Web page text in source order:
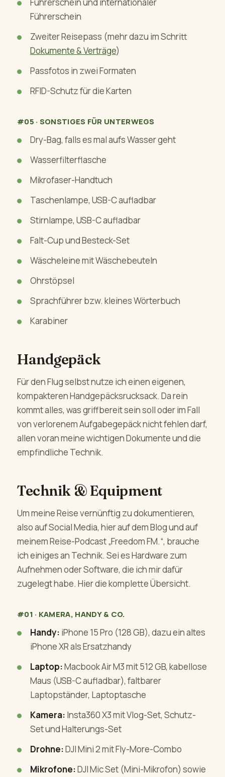
Führerschein
Zweiter Reisepass (mehr dazu im Schritt
Dokumente & Verträge)
Passfotos in zwei Formaten
RFID-Schutz für die Karten
#05 · SONSTIGES FÜR UNTERWEGS
Dry-Bag, falls es mal aufs Wasser geht
Wasserfilterflasche
Mikrofaser-Handtuch
Taschenlampe, USB-C aufladbar
Stirnlampe, USB-C aufladbar
Falt-Cup und Besteck-Set
Wäscheleine mit Wäschebeuteln
Ohrstöpsel
Sprachführer bzw. kleines Wörterbuch
Karabiner
Handgepäck
Für den Flug selbst nutze ich einen eigenen,
kompakteren Handgepäcksrucksack. Da rein
kommt alles, was griffbereit sein soll oder im Fall
von verlorenem Aufgabegepäck nicht fehlen darf,
allen voran meine wichtigen Dokumente und die
empfindliche Technik.
Technik & Equipment
Um meine Reise vernünftig zu dokumentieren,
also auf Social Media, hier auf dem Blog und auf
meinem Reise-Podcast „Freedom FM.“, brauche
ich einiges an Technik. Sei es Hardware zum
Aufnehmen oder Software, die ich mir dafür
zugelegt habe. Hier die komplette Übersicht.
#01 · KAMERA, HANDY & CO.
Handy: iPhone 15 Pro (128 GB), dazu ein altes
iPhone XR als Ersatzhandy
Laptop:Macbook Air M3 mit 512 GB, kabellose
Maus (USB-C aufladbar), faltbarer
Laptopständer, Laptoptasche
Kamera: Insta360 X3 mit Vlog-Set, Schutz-
Set und Halterungs-Set
Drohne:DJI Mini 2 mit Fly-More-Combo
Mikrofone:DJI Mic Set (Mini-Mikrofon) sowie